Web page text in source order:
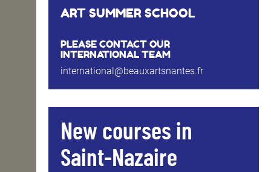
ART SUMMER SCHOOL
PLEASE CONTACT OUR
INTERNATIONAL TEAM
international@beauxartsnantes.fr
New courses in
Saint-Nazaire